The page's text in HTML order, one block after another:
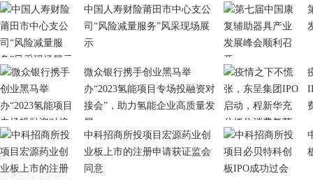
中国人寿财险莆田市中心支公
司“风险减量服务”风采现场展
示
微众银行携手创业黑马举
办“2023氢能项目专场投融资对
接会”，助力氢能企业高质量发
展
中科招商所投项目宏源药业创
业板上市的注册申请获证监会
同意